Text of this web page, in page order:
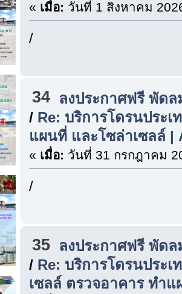
« เมื่อ: วันที่ 1 สิงหาคม
/
34 ลงประกาศฟรี พัด
/ Re: บริการโดรนประ
แผนที่ และโซล่าเซลล์ |
« เมื่อ: วันที่ 31 กรกฎาคม
/
35 ลงประกาศฟรี พัด
/ Re: บริการโดรนประเ
เซลล์ ตรวจอาคาร ทำแ